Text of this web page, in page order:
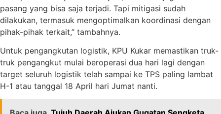
pasang yang bisa saja terjadi. Tapi mitigasi sudah
dilakukan, termasuk mengoptimalkan koordinasi dengan
pihak-pihak terkait,” tambahnya.
Untuk pengangkutan logistik, KPU Kukar memastikan truk-
truk pengangkut mulai beroperasi dua hari lagi dengan
target seluruh logistik telah sampai ke TPS paling lambat
H-1 atau tanggal 18 April hari Jumat nanti.